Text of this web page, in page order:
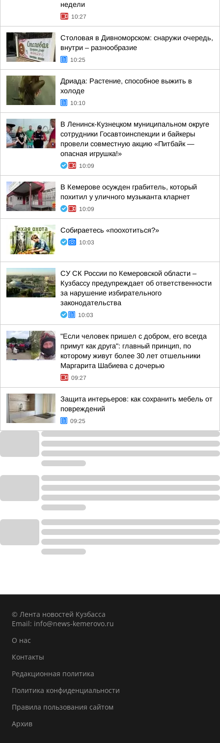
недели
10:27
Столовая в Дивноморском: снаружи очередь,
внутри – разнообразие
10:25
Дриада: Растение, способное выжить в
холоде
10:10
В Ленинск-Кузнецком муниципальном округе
сотрудники Госавтоинспекции и байкеры
провели совместную акцию «Питбайк —
опасная игрушка!»
10:09
В Кемерове осужден грабитель, который
похитил у уличного музыканта кларнет
10:09
Собираетесь «поохотиться?»
10:03
СУ СК России по Кемеровской области –
Кузбассу предупреждает об ответственности
за нарушение избирательного
законодательства
10:03
"Если человек пришел с добром, его всегда
примут как друга": главный принцип, по
которому живут более 30 лет отшельники
Маргарита Шабиева с дочерью
09:27
Защита интерьеров: как сохранить мебель от
повреждений
09:25
© Лента новостей Кузбасса
Email: info@news-kemerovo.ru
О нас
Контакты
Редакционная политика
Политика конфиденциальности
Правила пользования сайтом
Архив